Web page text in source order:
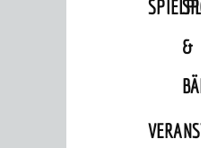
&
BÄDER
Bahnverkehr